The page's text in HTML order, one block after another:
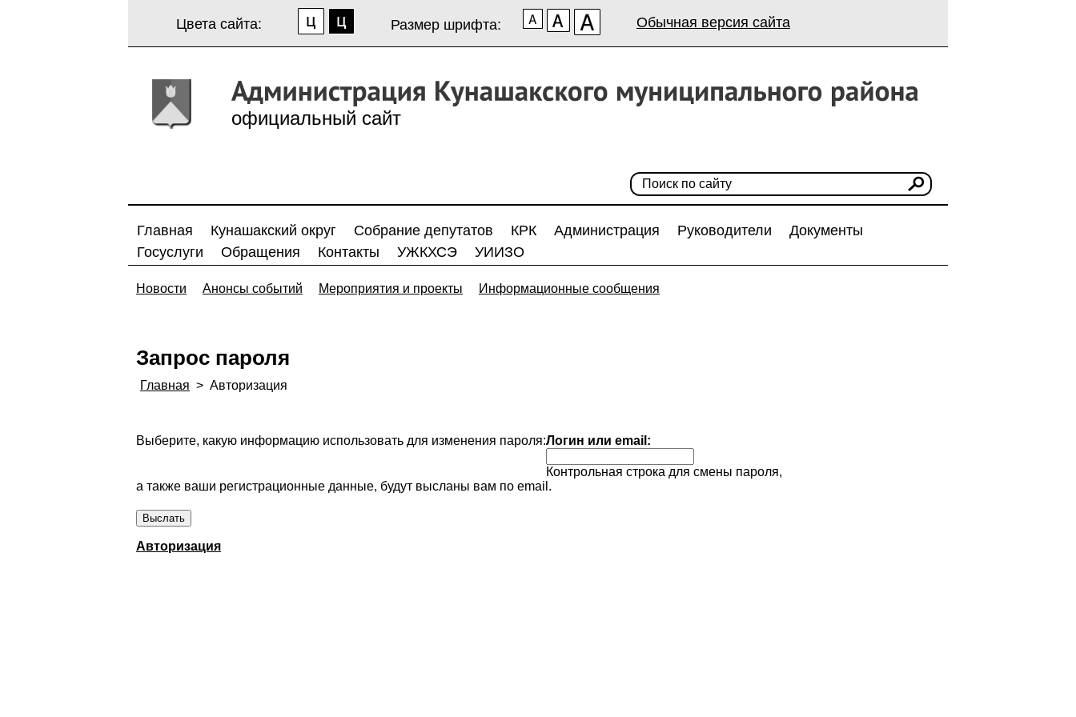
Цвета сайта: Размер шрифта: Обычная версия сайта
официальный сайт
Главная Кунашакский округ Собрание депутатов КРК Администрация Руководители
Документы
Госуслуги
Обращения Контакты УЖКХСЭ УИИЗО
Новости Анонсы событий Мероприятия и проекты Информационные сообщения
Запрос пароля
Главная > Авторизация
Выберите, какую информацию использовать для изменения пароля:Логин или email:
Контрольная строка для смены пароля,
а также ваши регистрационные данные, будут высланы вам по email.
Авторизация